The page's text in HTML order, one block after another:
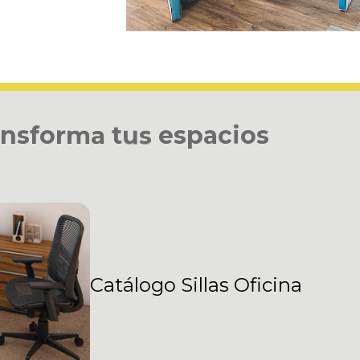
nsforma tus espacios
Catálogo Sillas Oficina